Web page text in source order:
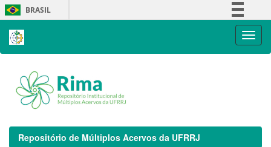
Skip
navigation
BRASIL
Repositório de Múltiplos Acervos da UFRRJ